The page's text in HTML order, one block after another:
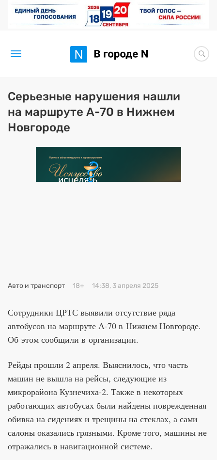
Новости
Статьи
BORЩ
Искусство исцелять
Серьезные нарушения нашли
на маршруте А-70 в Нижнем
Новгороде
Авто и транспорт 18+ 14:38, 3 апреля 2025
Сотрудники ЦРТС выявили отсутствие ряда
автобусов на маршруте А-70 в Нижнем Новгороде.
Об этом сообщили в организации.
Рейды прошли 2 апреля. Выяснилось, что часть
машин не вышла на рейсы, следующие из
микрорайона Кузнечиха-2. Также в некоторых
работающих автобусах были найдены поврежденная
обивка на сидениях и трещины на стеклах, а сами
салоны оказались грязными. Кроме того, машины не
отражались в навигационной системе.